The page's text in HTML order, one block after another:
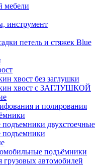
мебели
инструмент
петель и стяжек Blue
хвост без заглушки
хвост с ЗАГЛУШКОЙ
и полирования
двухстоечные
подъёмники
автомобилей